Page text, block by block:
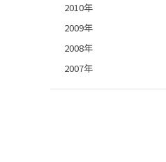
2010年
2009年
2008年
2007年